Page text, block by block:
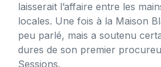
laisserait l’affaire entre les
locales. Une fois à la Maison
peu parlé, mais a soutenu
dures de son premier
Sessions.